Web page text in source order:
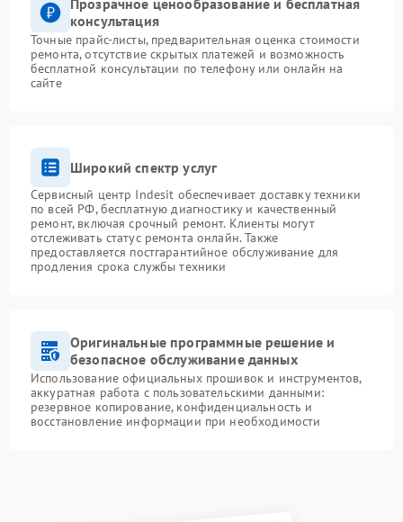
Прозрачное ценообразование и бесплатная
консультация
Точные прайс-листы, предварительная оценка стоимости
ремонта, отсутствие скрытых платежей и возможность
бесплатной консультации по телефону или онлайн на
сайте
Широкий спектр услуг
Сервисный центр Indesit обеспечивает доставку техники
по всей РФ, бесплатную диагностику и качественный
ремонт, включая срочный ремонт. Клиенты могут
отслеживать статус ремонта онлайн. Также
предоставляется постгарантийное обслуживание для
продления срока службы техники
Оригинальные программные решение и
безопасное обслуживание данных
Использование официальных прошивок и инструментов,
аккуратная работа с пользовательскими данными:
резервное копирование, конфиденциальность и
восстановление информации при необходимости